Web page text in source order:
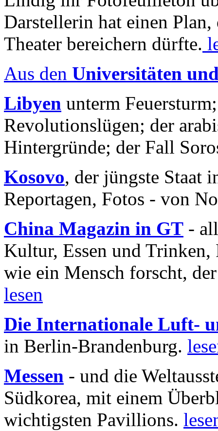
Darstellerin hat einen Plan,
Theater bereichern dürfte.
Aus den Universitäten
Libyen unterm
Revolutionslügen; der
Hintergründe; der Fall
Kosovo, der jüngste Staat
Reportagen, Fotos - von
China Magazin in GT -
Kultur, Essen und
wie ein Mensch forscht,
lesen
Die Internationale Luft-
in Berlin-Brandenburg.
Messen - und die
Südkorea, mit einem
wichtigsten Pavillions.